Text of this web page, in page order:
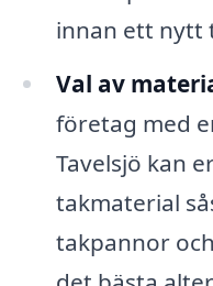
innan ett nytt
Val av
företag med
Tavelsjö kan
takmaterial
takpannor